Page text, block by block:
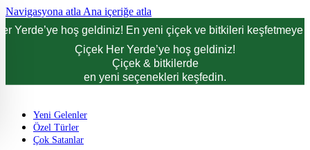
Navigasyona atla Ana içeriğe atla
Yerde’ye hoş geldiniz! En yeni çiçek ve bitkileri keşfetmeye
Çiçek Her Yerde’ye hoş geldiniz!
Çiçek & bitkilerde
en yeni seçenekleri keşfedin.
Yeni Gelenler
Özel Türler
Çok Satanlar